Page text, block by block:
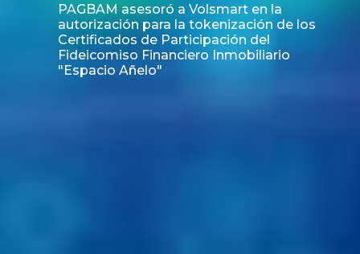
PAGBAM asesoró a Volsmart en la
autorización para la tokenización de los
Certificados de Participación del
Fideicomiso Financiero Inmobiliario
"Espacio Añelo"